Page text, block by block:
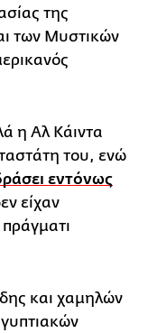
της
των Μυστικών
η Αλ Κάιντα
του, ενώ
εντόνως
είχαν
και χαμηλών